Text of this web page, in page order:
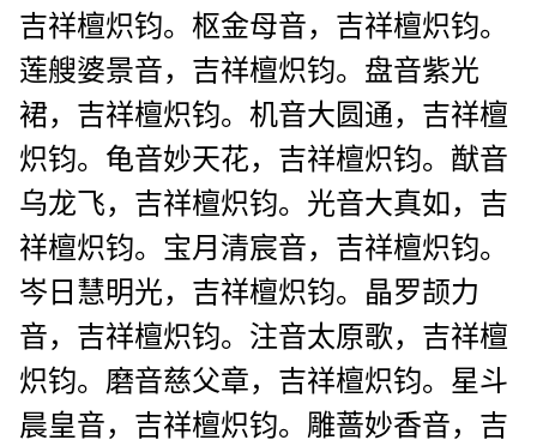
吉祥檀炽钧。枢金母音，吉祥檀炽钧。
莲艘婆景音，吉祥檀炽钧。盘音紫光
裙，吉祥檀炽钧。机音大圆通，吉祥檀
炽钧。龟音妙天花，吉祥檀炽钧。猷音
乌龙飞，吉祥檀炽钧。光音大真如，吉
祥檀炽钧。宝月清宸音，吉祥檀炽钧。
岑日慧明光，吉祥檀炽钧。晶罗颉力
音，吉祥檀炽钧。注音太原歌，吉祥檀
炽钧。磨音慈父章，吉祥檀炽钧。星斗
晨皇音，吉祥檀炽钧。雕蔷妙香音，吉